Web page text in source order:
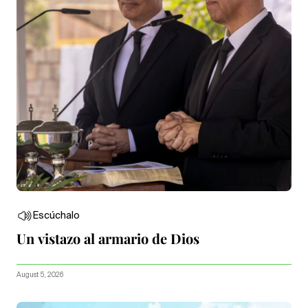
Escúchalo
Un vistazo al armario de Dios
August 5, 2026